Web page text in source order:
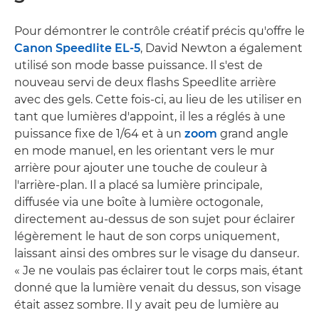
Pour démontrer le contrôle créatif précis qu'offre le
Canon Speedlite EL-5, David Newton a également
utilisé son mode basse puissance. Il s'est de
nouveau servi de deux flashs Speedlite arrière
avec des gels. Cette fois-ci, au lieu de les utiliser en
tant que lumières d'appoint, il les a réglés à une
puissance fixe de 1/64 et à un zoom grand angle
en mode manuel, en les orientant vers le mur
arrière pour ajouter une touche de couleur à
l'arrière-plan. Il a placé sa lumière principale,
diffusée via une boîte à lumière octogonale,
directement au-dessus de son sujet pour éclairer
légèrement le haut de son corps uniquement,
laissant ainsi des ombres sur le visage du danseur.
« Je ne voulais pas éclairer tout le corps mais, étant
donné que la lumière venait du dessus, son visage
était assez sombre. Il y avait peu de lumière au